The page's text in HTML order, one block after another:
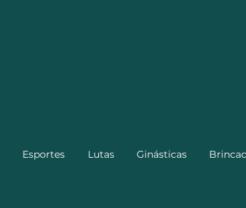
Esportes Lutas Ginásticas